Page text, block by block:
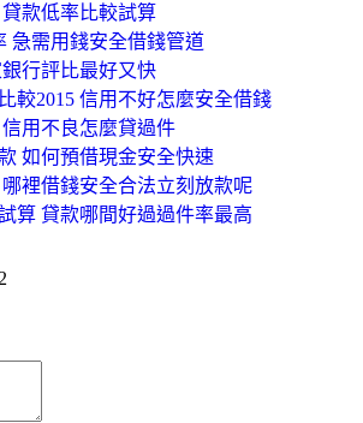
款低率比較試算
急需用錢安全借錢管道
行評比最好又快
較2015 信用不好怎麼安全借錢
用不良怎麼貸過件
如何預借現金安全快速
裡借錢安全合法立刻放款呢
算 貸款哪間好過過件率最高